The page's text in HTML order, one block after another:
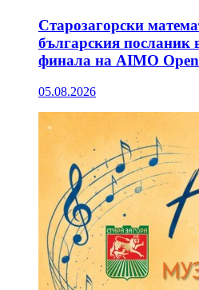
Старозагорски
българския посланик
финала на AIMO
05.08.2026